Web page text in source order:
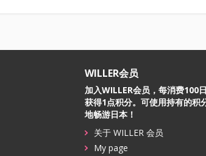
WILLER会员
加入WILLER会员，每消费100
获得1点积分。可使用持有的积
地畅游日本！
关于 WILLER 会员
My page